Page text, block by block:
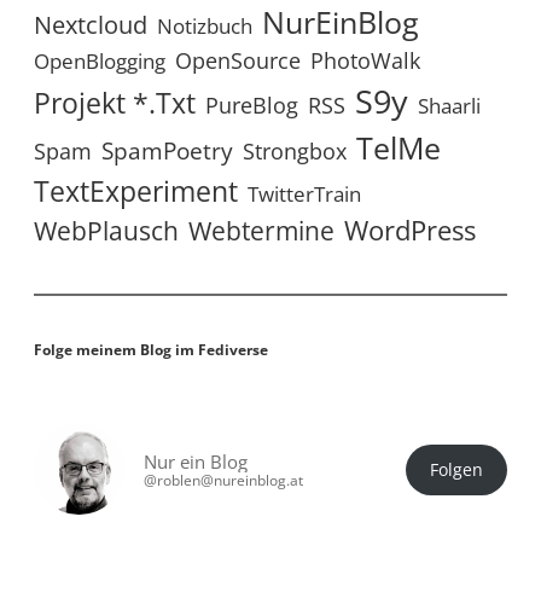
Nextcloud Notizbuch NurEinBlog
OpenBlogging OpenSource PhotoWalk
Projekt *.txt PureBlog RSS S9y Shaarli
Spam SpamPoetry Strongbox TelMe
TextExperiment TwitterTrain
WebPlausch Webtermine WordPress
Folge meinem Blog im Fediverse
Nur ein Blog
@roblen@nureinblog.at Folgen